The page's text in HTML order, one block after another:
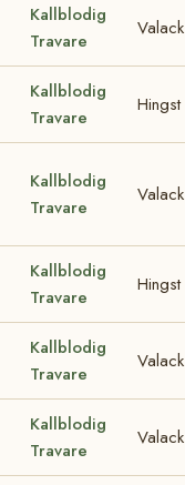
Kallblodig
Travare
Valack
Kallblodig
Travare
Hingst
Kallblodig
Travare
Valack
Kallblodig
Travare
Hingst
Kallblodig
Travare
Valack
Kallblodig
Travare
Valack